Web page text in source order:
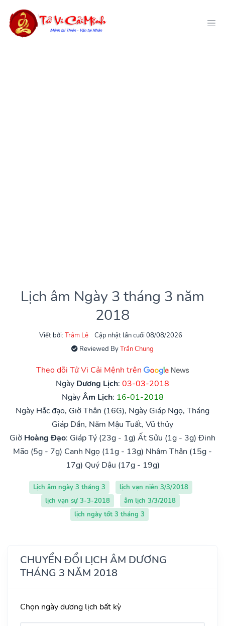
Lịch âm Ngày 3 tháng 3 năm
2018
Viết bởi: Trâm Lê
Cập nhật lần cuối 08/08/2026
Reviewed ByTrần Chung
Theo dõi Tử Vi Cải Mệnh trên
Ngày Dương Lịch: 03-03-2018
NgàyÂm Lịch: 16-01-2018
Ngày Hắc đạo, Giờ Thân (16G), Ngày Giáp Ngọ, Tháng
Giáp Dần, Năm Mậu Tuất, Vũ thủy
Giờ Hoàng Đạo: Giáp Tý (23g - 1g) Ất Sửu (1g - 3g) Đinh
Mão (5g - 7g) Canh Ngọ (11g - 13g) Nhâm Thân (15g -
17g) Quý Dậu (17g - 19g)
Lịch âm ngày 3 tháng 3
lịch vạn niên 3/3/2018
lịch vạn sự 3-3-2018
âm lịch 3/3/2018
lịch ngày tốt 3 tháng 3
CHUYỂN ĐỔI LỊCH ÂM DƯƠNG
THÁNG 3 NĂM 2018
Chọn ngày dương lịch bất kỳ